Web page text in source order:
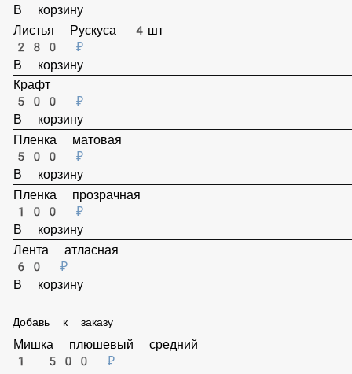
Листья Фисташки 3шт
210 ₽
В корзину
Листья Рускуса 4шт
280 ₽
В корзину
Крафт
500 ₽
В корзину
Пленка матовая
500 ₽
В корзину
100 ₽
Лента атласная
60 ₽